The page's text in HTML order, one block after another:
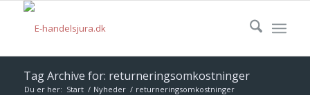
Tag Archive for: returneringsomkostninger
Du er her: Start / Nyheder / returneringsomkostninger